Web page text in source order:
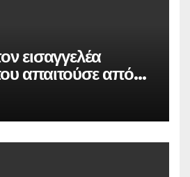
εισαγγελέα
απαιτούσε από
80.000 ευρώ για
σε